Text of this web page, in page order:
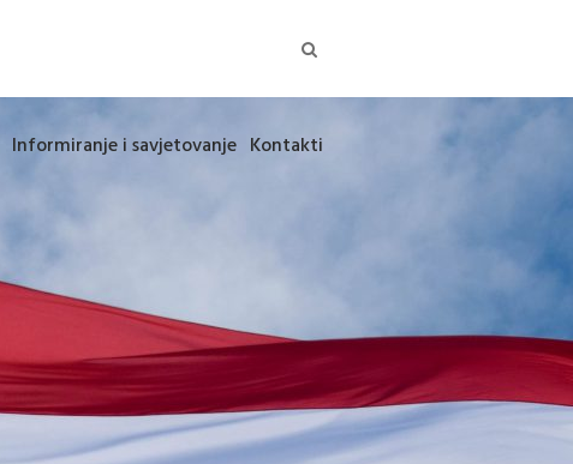
Informiranje i savjetovanje Kontakti